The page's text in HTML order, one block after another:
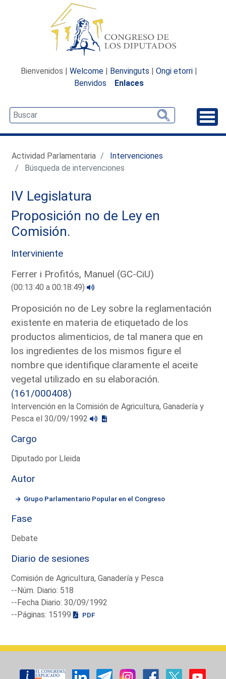
Bienvenidos | Welcome | Benvinguts | Ongi etorri |
Benvidos
Enlaces
Actividad Parlamentaria
Intervenciones
Búsqueda de intervenciones
IV Legislatura
Proposición no de Ley en
Comisión.
Interviniente
Ferrer i Profitós, Manuel (GC-CiU)
(00:13:40 a 00:18:49)
Proposición no de Ley sobre la reglamentación
existente en materia de etiquetado de los
productos alimenticios, de tal manera que en
los ingredientes de los mismos figure el
nombre que identifique claramente el aceite
vegetal utilizado en su elaboración.
(161/000408)
Intervención en la Comisión de Agricultura, Ganadería y
Pesca el 30/09/1992
Cargo
Diputado por Lleida
Autor
Grupo Parlamentario Popular en el Congreso
Fase
Debate
Diario de sesiones
Comisión de Agricultura, Ganadería y Pesca
--Núm. Diario: 518
--Fecha Diario: 30/09/1992
--Páginas: 15199
PDF